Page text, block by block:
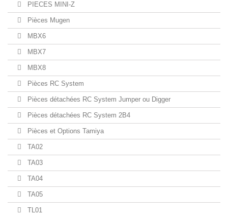
PIECES MINI-Z
Pièces Mugen
MBX6
MBX7
MBX8
Pièces RC System
Pièces détachées RC System Jumper ou Digger
Pièces détachées RC System 2B4
Pièces et Options Tamiya
TA02
TA03
TA04
TA05
TL01